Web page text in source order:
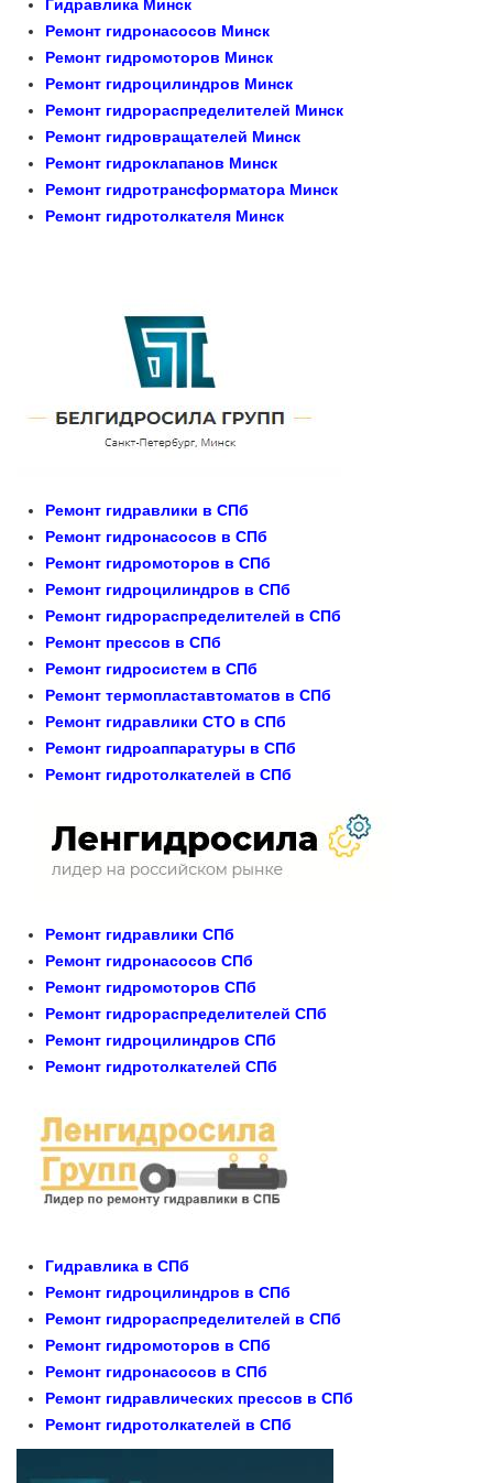
Гидравлика Минск
Ремонт гидронасосов Минск
Ремонт гидромоторов Минск
Ремонт гидроцилиндров Минск
Ремонт гидрораспределителей Минск
Ремонт гидровращателей Минск
Ремонт гидроклапанов Минск
Ремонт гидротрансформатора Минск
Ремонт гидротолкателя Минск
Ремонт гидравлики в СПб
Ремонт гидронасосов в СПб
Ремонт гидромоторов в СПб
Ремонт гидроцилиндров в СПб
Ремонт гидрораспределителей в СПб
Ремонт прессов в СПб
Ремонт гидросистем в СПб
Ремонт термопластавтоматов в СПб
Ремонт гидравлики СТО в СПб
Ремонт гидроаппаратуры в СПб
Ремонт гидротолкателей в СПб
Ремонт гидравлики СПб
Ремонт гидронасосов СПб
Ремонт гидромоторов СПб
Ремонт гидрораспределителей СПб
Ремонт гидроцилиндров СПб
Ремонт гидротолкателей СПб
Гидравлика в СПб
Ремонт гидроцилиндров в СПб
Ремонт гидрораспределителей в СПб
Ремонт гидромоторов в СПб
Ремонт гидронасосов в СПб
Ремонт гидравлических прессов в СПб
Ремонт гидротолкателей в СПб